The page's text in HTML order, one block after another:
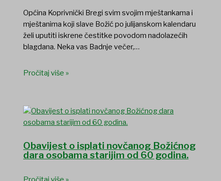
Općina Koprivnički Bregi svim svojim mještankama i
mještanima koji slave Božić po julijanskom kalendaru
želi uputiti iskrene čestitke povodom nadolazećih
blagdana. Neka vas Badnje večer,…
Pročitaj više »
Obavijest o isplati novčanog Božićnog
dara osobama starijim od 60 godina.